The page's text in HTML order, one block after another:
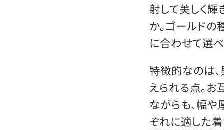
射して美しく
か。ゴールド
に合わせて選べ
特徴的なのは
えられる点。
ながらも、幅
ぞれに適した